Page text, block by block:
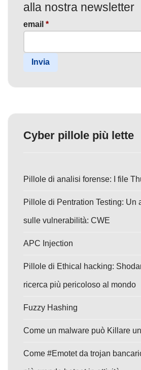
alla nostra newsletter
email *
Invia
Cyber pillole più lette
Pillole di analisi forense: I file
Pillole di Pentration Testing: Un
sulle vulnerabilità: CWE
APC Injection
Pillole di Ethical hacking:
ricerca più pericoloso al mondo
Fuzzy Hashing
Come un malware può Killare
Come #Emotet da trojan